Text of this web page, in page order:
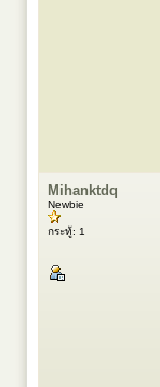
Mihanktdq
Newbie
กระทู้: 1